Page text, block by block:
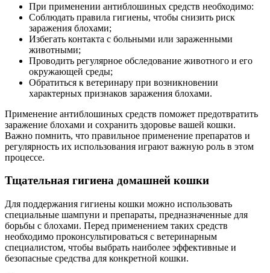
При применении антиблошиных средств необходимо:
Соблюдать правила гигиены, чтобы снизить риск
заражения блохами;
Избегать контакта с больными или зараженными
животными;
Проводить регулярное обследование животного и его
окружающей среды;
Обратиться к ветеринару при возникновении
характерных признаков заражения блохами.
Применение антиблошиных средств поможет предотвратить
заражение блохами и сохранить здоровье вашей кошки.
Важно помнить, что правильное применение препаратов и
регулярность их использования играют важную роль в этом
процессе.
Тщательная гигиена домашней кошки
Для поддержания гигиены кошки можно использовать
специальные шампуни и препараты, предназначенные для
борьбы с блохами. Перед применением таких средств
необходимо проконсультироваться с ветеринарным
специалистом, чтобы выбрать наиболее эффективные и
безопасные средства для конкретной кошки.